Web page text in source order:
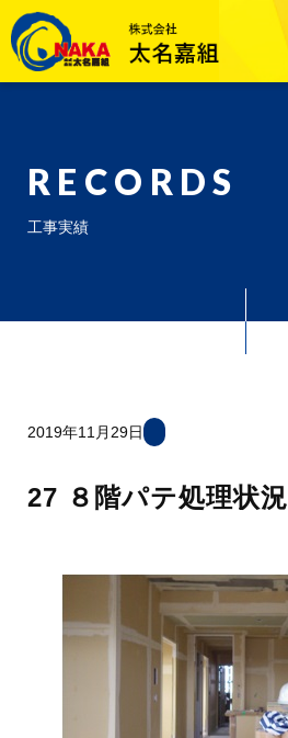
RECORDS
工事実績
2019年11月29日
27 ８階パテ処理状況